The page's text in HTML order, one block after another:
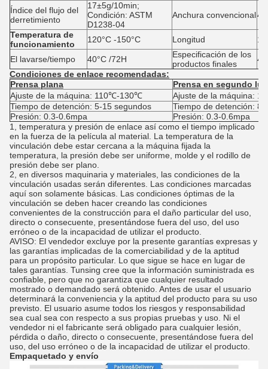
Índice del flujo del
derretimiento
17±5g/10min;
Condición: ASTM
D1238-04
Anchura convencional
Temperatura de
funcionamiento
120°C -150°C Longitud
El lavarse/tiempo 40°C /72H
Especificación de los
productos finales
Condiciones de enlace recomendadas:
Prensa plana
Prensa en segundo
Ajuste de la máquina: 110℃-130℃
Ajuste de la máquina:
Tiempo de detención: 5-15 segundos
Tiempo de detención: 8-
Presión: 0.3-0.6mpa
Presión: 0.3-0.6mpa
1, temperatura y presión de enlace así como el tiempo implicado
en la fuerza de la película al material. La temperatura de la
vinculación debe estar cercana a la máquina fijada la
temperatura, la presión debe ser uniforme, molde y el rodillo de
presión debe ser plano.
2, en diversos maquinaria y materiales, las condiciones de la
vinculación usadas serán diferentes. Las condiciones marcadas
aquí son solamente básicas. Las condiciones óptimas de la
vinculación se deben hacer creando las condiciones
convenientes de la construcción para el daño particular del uso,
directo o consecuente, presentándose fuera del uso, del uso
erróneo o de la incapacidad de utilizar el producto.
AVISO: El vendedor excluye por la presente garantías expresas y
las garantías implicadas de la comerciabilidad y de la aptitud
para un propósito particular. Lo que sigue se hace en lugar de
tales garantías. Tunsing cree que la información suministrada es
confiable, pero que no garantiza que cualquier resultado
mostrado o demandado será obtenido. Antes de usar el usuario
determinará la conveniencia y la aptitud del producto para su uso
previsto. El usuario asume todos los riesgos y responsabilidad
sea cual sea con respecto a sus propias pruebas y uso. Ni el
vendedor ni el fabricante será obligado para cualquier lesión,
pérdida o daño, directo o consecuente, presentándose fuera del
uso, del uso erróneo o de la incapacidad de utilizar el producto.
Empaquetado y envío